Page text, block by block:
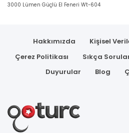
3000 Lümen Güçlü El Feneri Wt-604
Hakkımızda
Kişisel
Çerez Politikası
Sıkça
Duyurular
Blog